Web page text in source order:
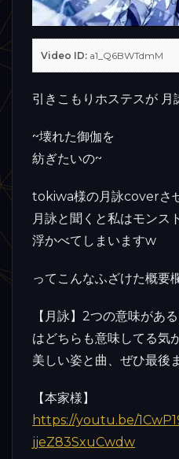
Video ID: a1_Q6BWTdmM
引きこもりホステスが 月
~壊れた御伽を
紡ぎたいの~
tokiwa様の月詠coverさ
月詠と聞くと私はモンス
浮かべてしまいますw
ってこんなふざけた概要
【月詠】2つの意味があ
はどちらも意味してる気
美しい姿と曲、ぜひ最後
【本家様】
https://youtu.be/
jjeZ83SxuCwdw